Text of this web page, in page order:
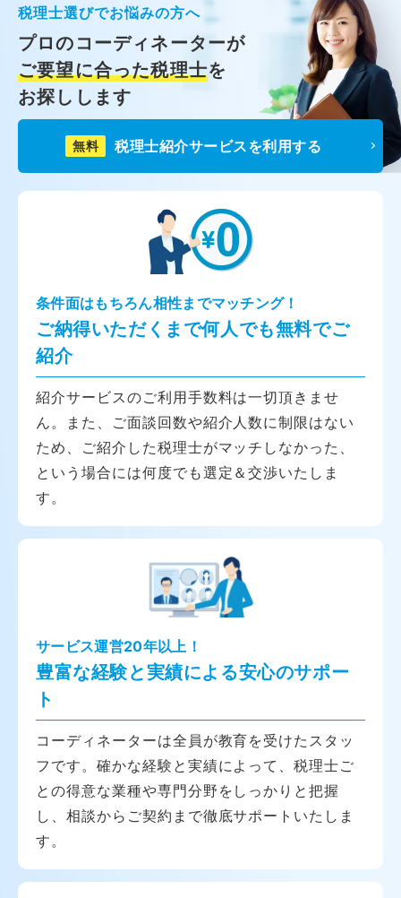
税理士選びでお悩みの方へ
プロのコーディネーターが
ご要望に合った税理士を
お探しします
無料 税理士紹介サービスを利用する
条件面はもちろん相性までマッチング！
ご納得いただくまで何人でも無料でご
紹介
紹介サービスのご利用手数料は一切頂きませ
ん。また、ご面談回数や紹介人数に制限はない
ため、ご紹介した税理士がマッチしなかった、
という場合には何度でも選定＆交渉いたしま
す。
サービス運営20年以上！
豊富な経験と実績による安心のサポー
ト
コーディネーターは全員が教育を受けたスタッ
フです。確かな経験と実績によって、税理士ご
との得意な業種や専門分野をしっかりと把握
し、相談からご契約まで徹底サポートいたしま
す。